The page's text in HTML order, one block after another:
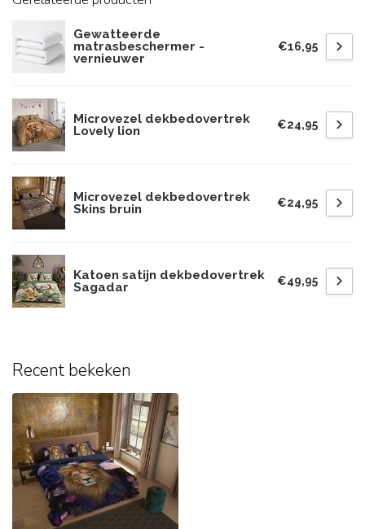
Gewatteerde
matrasbeschermer -
vernieuwer
€16,95
Microvezel dekbedovertrek
Lovely lion
€24,95
Microvezel dekbedovertrek
Skins bruin
€24,95
Katoen satijn dekbedovertrek
Sagadar
€49,95
Recent bekeken